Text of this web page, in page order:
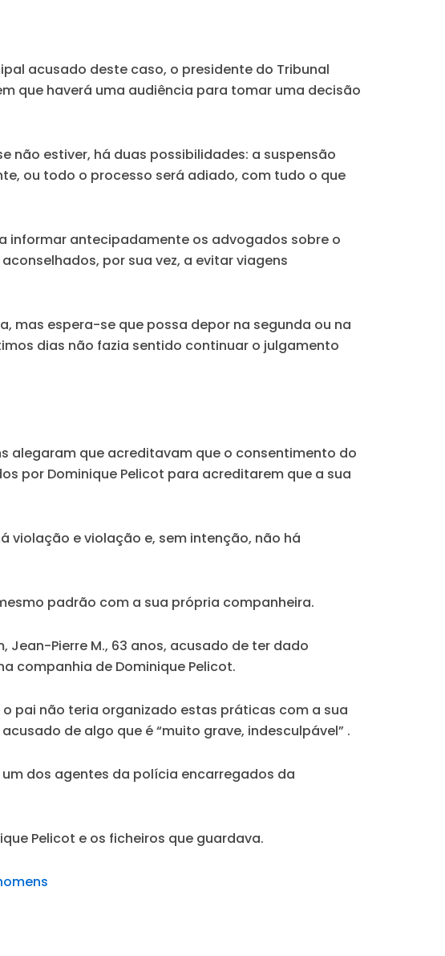
acusado deste caso, o presidente do Tribunal
que haverá uma audiência para tomar uma decisão
não estiver, há duas possibilidades: a suspensão
ou todo o processo será adiado, com tudo o que
informar antecipadamente os advogados sobre o
por sua vez, a evitar viagens
mas espera-se que possa depor na segunda ou na
dias não fazia sentido continuar o julgamento
alegaram que acreditavam que o consentimento do
por Dominique Pelicot para acreditarem que a sua
violação e violação e, sem intenção, não há
padrão com a sua própria companheira.
Pierre M., 63 anos, acusado de ter dado
companhia de Dominique Pelicot.
pai não teria organizado estas práticas com a sua
de algo que é “muito grave, indesculpável” .
dos agentes da polícia encarregados da
Pelicot e os ficheiros que guardava.